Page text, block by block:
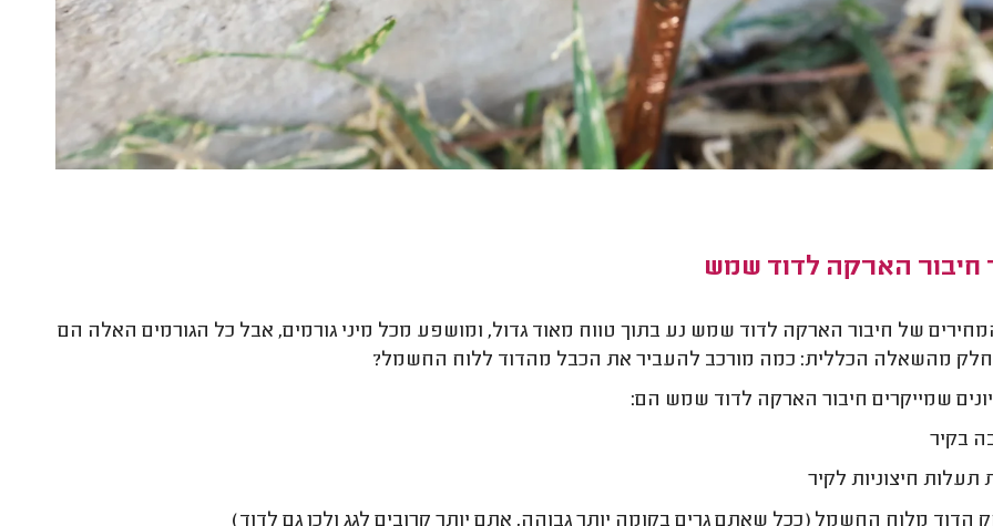
חיבור הארקה לדוד שמש
של חיבור הארקה לדוד שמש נע בתוך טווח מאוד גדול, ומושפע מכל מיני גורמים, אבל כל הגורמים האלה הם
חלק מהשאלה הכללית: כמה מורכב להעביר את הכבל מהדוד ללוח החשמל?
שמייקרים חיבור הארקה לדוד שמש הם:
בקיר
תעלות חיצוניות לקיר
הדוד מלוח החשמל (ככל שאתם גרים בקומה יותר גבוהה, אתם יותר קרובים לגג ולכן גם לדוד)